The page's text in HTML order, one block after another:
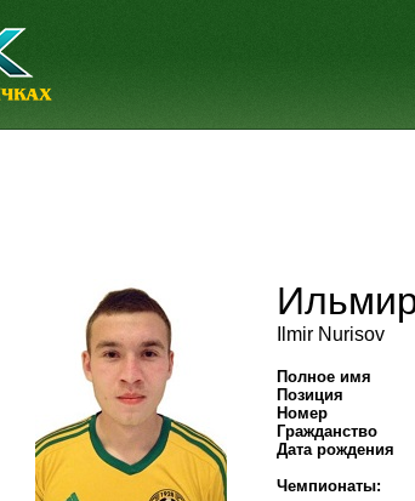
Ilmir Nurisov
Полное имя
Позиция
Номер
Гражданство
Дата рождения
Чемпионаты: